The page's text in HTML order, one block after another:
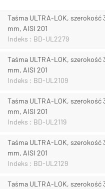
Taśma ULTRA-LOK,
mm, AISI 201
Indeks : BD-UL2279
Taśma ULTRA-LOK,
mm, AISI 201
Indeks : BD-UL2109
Taśma ULTRA-LOK,
mm, AISI 201
Indeks : BD-UL2119
Taśma ULTRA-LOK,
mm, AISI 201
Indeks : BD-UL2129
Taśma ULTRA-LOK, szerokość